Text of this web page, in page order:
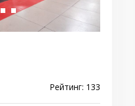
Рейтинг: 133